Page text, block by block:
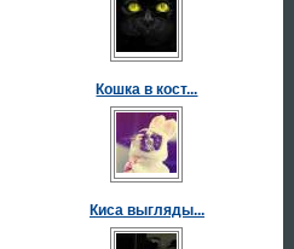
Кошка в кост...
Киса выгляды...